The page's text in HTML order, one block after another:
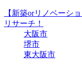
【新築orリノベーシ
リサーチ！
大阪市
堺市
東大阪市